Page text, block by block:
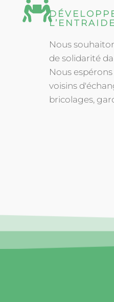
L’ENTRAIDE
Nous
de solidarité
Nous
voisins
bricolages,